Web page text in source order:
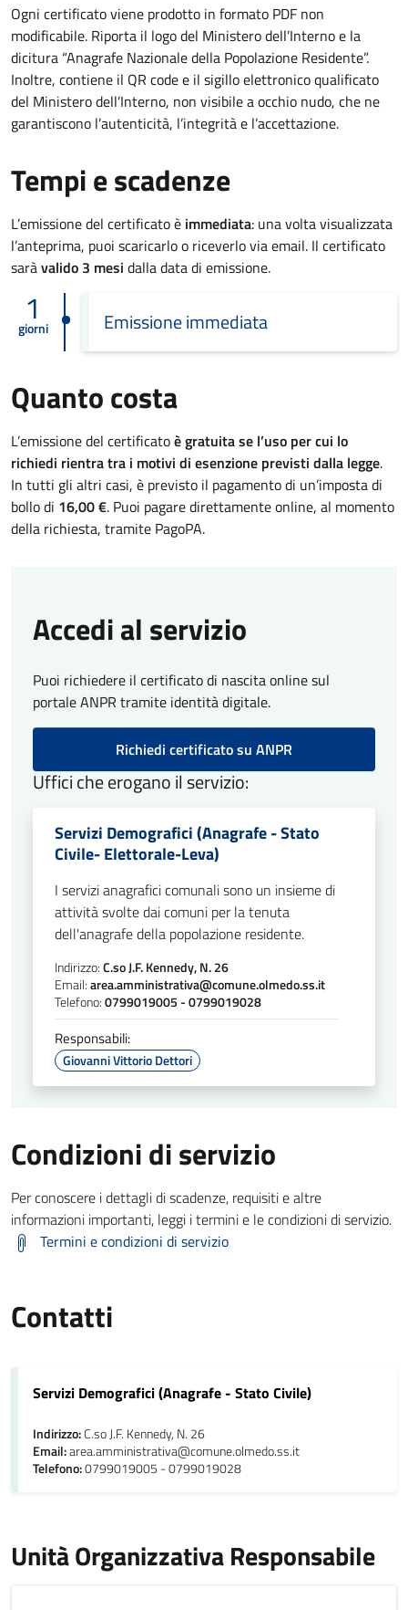
Ogni certificato viene prodotto in formato PDF non
modificabile. Riporta il logo del Ministero dell’Interno e la
dicitura “Anagrafe Nazionale della Popolazione Residente”.
Inoltre, contiene il QR code e il sigillo elettronico qualificato
del Ministero dell’Interno, non visibile a occhio nudo, che ne
garantiscono l’autenticità, l’integrità e l’accettazione.
Tempi e scadenze
L’emissione del certificato è immediata: una volta visualizzata
l’anteprima, puoi scaricarlo o riceverlo via email. Il certificato
saràvalido 3 mesi dalla data di emissione.
1
giorni Emissione immediata
Quanto costa
L’emissione del certificatoè gratuita se l’uso per cui lo
richiedi rientra tra i motivi di esenzione previsti dalla legge.
In tutti gli altri casi, è previsto il pagamento di un’imposta di
bollo di 16,00 €. Puoi pagare direttamente online, al momento
della richiesta, tramite PagoPA.
Accedi al servizio
Puoi richiedere il certificato di nascita online sul
portale ANPR tramite identità digitale.
Richiedi certificato su ANPR
Uffici che erogano il servizio:
Servizi Demografici (Anagrafe - Stato
Civile- Elettorale-Leva)
I servizi anagrafici comunali sono un insieme di
attività svolte dai comuni per la tenuta
dell'anagrafe della popolazione residente.
Indirizzo:C.so J.F. Kennedy, N. 26
Email:area.amministrativa@comune.olmedo.ss.it
Telefono:0799019005 - 0799019028
Responsabili:
Giovanni Vittorio Dettori
Condizioni di servizio
Per conoscere i dettagli di scadenze, requisiti e altre
informazioni importanti, leggi i termini e le condizioni di servizio.
Termini e condizioni di servizio
Contatti
Servizi Demografici (Anagrafe - Stato Civile)
Indirizzo:C.so J.F. Kennedy, N. 26
Email:area.amministrativa@comune.olmedo.ss.it
Telefono:0799019005 - 0799019028
Unità Organizzativa Responsabile